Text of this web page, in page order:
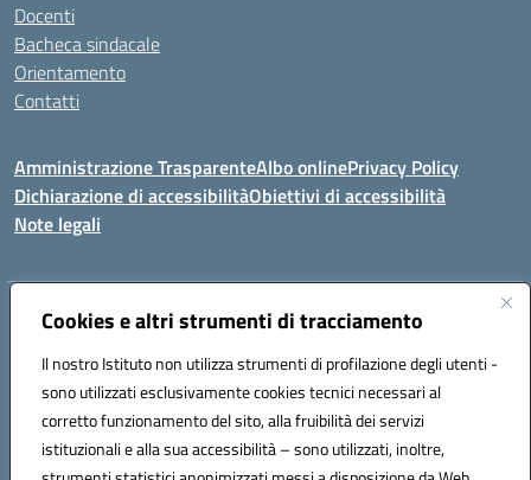
Cookies e altri strumenti di tracciamento
Il nostro Istituto non utilizza strumenti di profilazione degli utenti -
sono utilizzati esclusivamente cookies tecnici necessari al
corretto funzionamento del sito, alla fruibilità dei servizi
istituzionali e alla sua accessibilità – sono utilizzati, inoltre,
Docenti
Bacheca sindacale
Orientamento
Contatti
Amministrazione TrasparenteAlbo onlinePrivacy Policy
Dichiarazione di accessibilitàObiettivi di accessibilità
Note legali
Indirizzo:Viale P. Togliatti snc 67039 Sulmona (AQ)
Posta elettronica certificata (PEC):aqis01900g@pec.istruzione.it
Codice fiscale: 92025400661
Codice meccanografico: AQIS01900G